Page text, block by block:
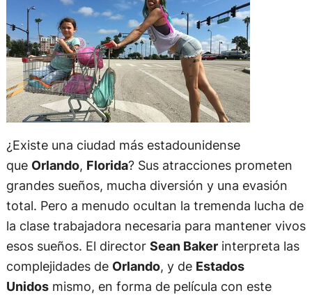
¿Existe una ciudad más estadounidense
que Orlando, Florida? Sus atracciones prometen
grandes sueños, mucha diversión y una evasión
total. Pero a menudo ocultan la tremenda lucha de
la clase trabajadora necesaria para mantener vivos
esos sueños. El director Sean Bakerinterpreta las
complejidades de Orlando, y de Estados
Unidosmismo, en forma de película con este